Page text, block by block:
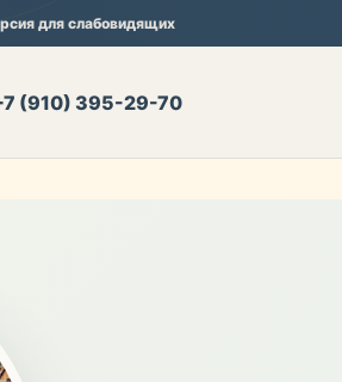
для слабовидящих
(910) 395-29-70